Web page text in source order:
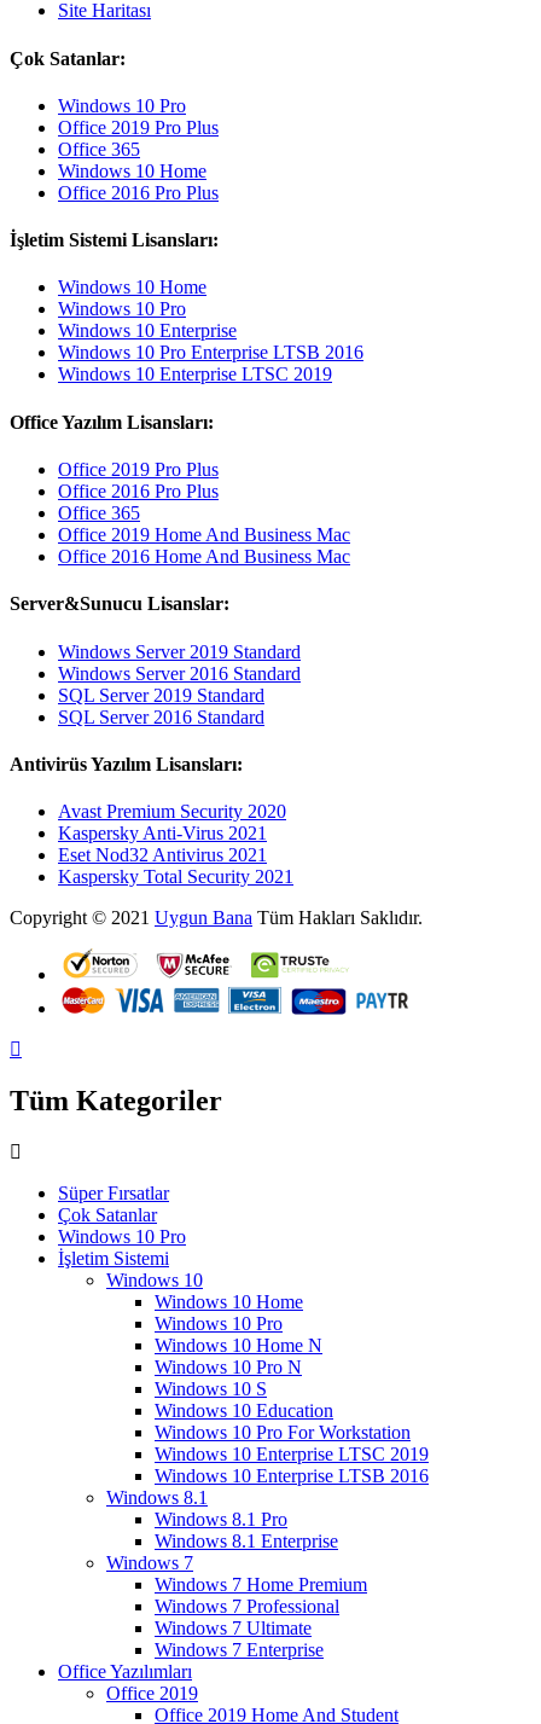
Site Haritası
Çok Satanlar:
Windows 10 Pro
Office 2019 Pro Plus
Office 365
Windows 10 Home
Office 2016 Pro Plus
İşletim Sistemi Lisansları:
Windows 10 Home
Windows 10 Pro
Windows 10 Enterprise
Windows 10 Pro Enterprise LTSB 2016
Windows 10 Enterprise LTSC 2019
Office Yazılım Lisansları:
Office 2019 Pro Plus
Office 2016 Pro Plus
Office 365
Office 2019 Home And Business Mac
Office 2016 Home And Business Mac
Server&Sunucu Lisanslar:
Windows Server 2019 Standard
Windows Server 2016 Standard
SQL Server 2019 Standard
SQL Server 2016 Standard
Antivirüs Yazılım Lisansları:
Avast Premium Security 2020
Kaspersky Anti-Virus 2021
Eset Nod32 Antivirus 2021
Kaspersky Total Security 2021
Copyright © 2021 Uygun Bana Tüm Hakları Saklıdır.
Tüm Kategoriler
Süper Fırsatlar
Çok Satanlar
Windows 10 Pro
İşletim Sistemi
Windows 10
Windows 10 Home
Windows 10 Pro
Windows 10 Home N
Windows 10 Pro N
Windows 10 S
Windows 10 Education
Windows 10 Pro For Workstation
Windows 10 Enterprise LTSC 2019
Windows 10 Enterprise LTSB 2016
Windows 8.1
Windows 8.1 Pro
Windows 8.1 Enterprise
Windows 7
Windows 7 Home Premium
Windows 7 Professional
Windows 7 Ultimate
Windows 7 Enterprise
Office Yazılımları
Office 2019
Office 2019 Home And Student